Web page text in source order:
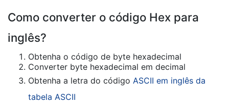
Como converter o código Hex para
inglês?
Obtenha o código de byte hexadecimal
Converter byte hexadecimal em decimal
Obtenha a letra do código ASCII em inglês da
tabela ASCII